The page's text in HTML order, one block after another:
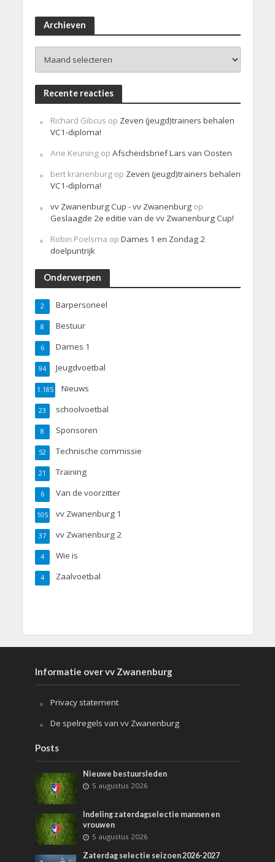
Archieven
Recente reacties
Richard Gibcus op Zeven (jeugd)trainers behalen
VC1-diploma!
Arie Keuningop Afscheidsbrief Lars van Oosten
bert kranenburgop Zeven (jeugd)trainers behalen
VC1-diploma!
vv Zwanenburg Cup - vv Zwanenburgop
Geslaagde 2e editie van de vv Zwanenburg Cup!
Robin Poelsma op Dames 1 en Zondag 2
doelpuntrijk
Onderwerpen
Barpersoneel
2
Bestuur
8
Dames 1
6
Jeugdvoetbal
94
Nieuws
1.185
schoolvoetbal
23
Sponsoren
8
Technische commissie
52
Training
21
Van de voorzitter
6
vv Zwanenburg 1
105
vv Zwanenburg 2
37
Wie is
4
Zaalvoetbal
4
Informatie over vv Zwanenburg
Privacy statement
De spelregels van vv Zwanenburg
Posts
Nieuwe bestuursleden
5 augustus 2026
Indeling zaterdagselectie mannen en
vrouwen
5 augustus 2026
Zaterdag selectie seizoen 2026-2027